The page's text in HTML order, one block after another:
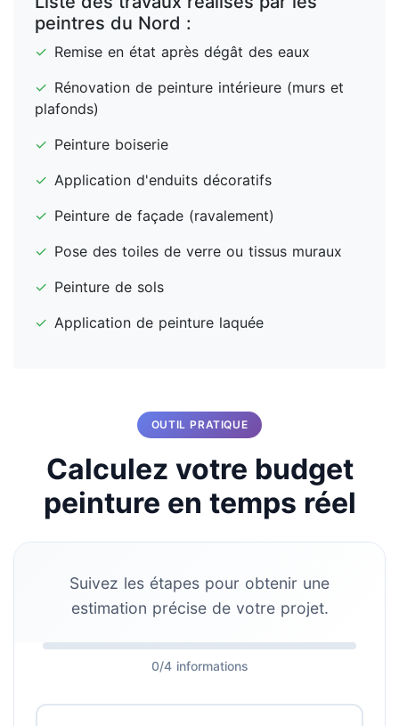
peintres du Nord :
✓ Remise en état après dégât des eaux
✓ Rénovation de peinture intérieure (murs et
plafonds)
✓ Peinture boiserie
✓ Application d'enduits décoratifs
✓ Peinture de façade (ravalement)
✓ Pose des toiles de verre ou tissus muraux
✓ Peinture de sols
✓ Application de peinture laquée
OUTIL PRATIQUE
Calculez votre budget
peinture en temps réel
Suivez les étapes pour obtenir une
estimation précise de votre projet.
0/4 informations